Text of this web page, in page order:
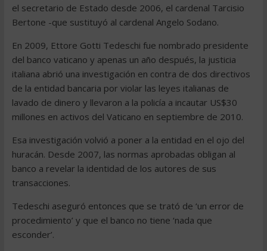
el secretario de Estado desde 2006, el cardenal Tarcisio
Bertone -que sustituyó al cardenal Angelo Sodano.
En 2009, Ettore Gotti Tedeschi fue nombrado presidente
del banco vaticano y apenas un año después, la justicia
italiana abrió una investigación en contra de dos directivos
de la entidad bancaria por violar las leyes italianas de
lavado de dinero y llevaron a la policía a incautar US$30
millones en activos del Vaticano en septiembre de 2010.
Esa investigación volvió a poner a la entidad en el ojo del
huracán. Desde 2007, las normas aprobadas obligan al
banco a revelar la identidad de los autores de sus
transacciones.
Tedeschi aseguró entonces que se trató de ‘un error de
procedimiento’ y que el banco no tiene ‘nada que
esconder’.